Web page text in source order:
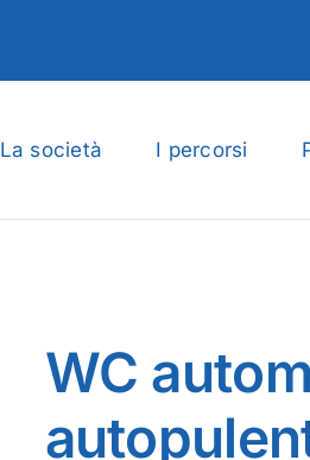
La società I percorsi
WC